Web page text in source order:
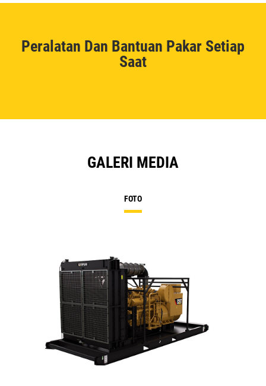
Peralatan Dan Bantuan Pakar Setiap
Saat
GALERI MEDIA
FOTO